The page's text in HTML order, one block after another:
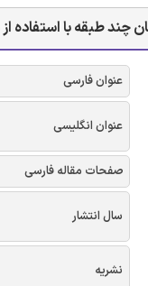
چند طبقه با استفاده
عنوان فارسی
عنوان انگلیسی
صفحات مقاله فارسی
سال انتشار
نشریه